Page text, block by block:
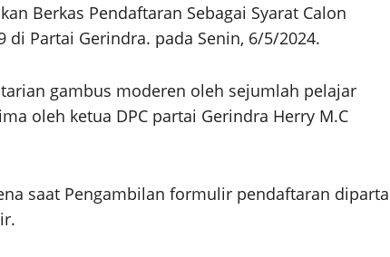
Berkas Pendaftaran Sebagai Syarat Calon
di Partai Gerindra. pada Senin, 6/5/2024.
gambus moderen oleh sejumlah pelajar
oleh ketua DPC partai Gerindra Herry M.C
saat Pengambilan formulir pendaftaran